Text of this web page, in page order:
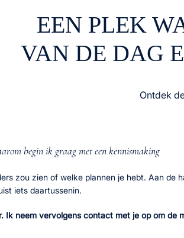
EEN PLEK
VAN DE DAG
Ontdek
begin ik graag met een kennismaking
zou zien of welke plannen je hebt. Aan
iets daartussenin.
Ik neem vervolgens contact met je op om